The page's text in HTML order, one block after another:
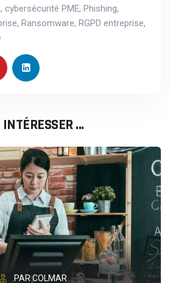
, cybersécurité PME, Phishing,
, Ransomware, RGPD entreprise,
...
PAR COLMAR